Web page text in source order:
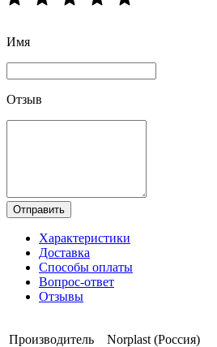
Имя
Отзыв
Отправить
Характеристики
Доставка
Способы оплаты
Вопрос-ответ
Отзывы
Производитель Norplast (Россия)